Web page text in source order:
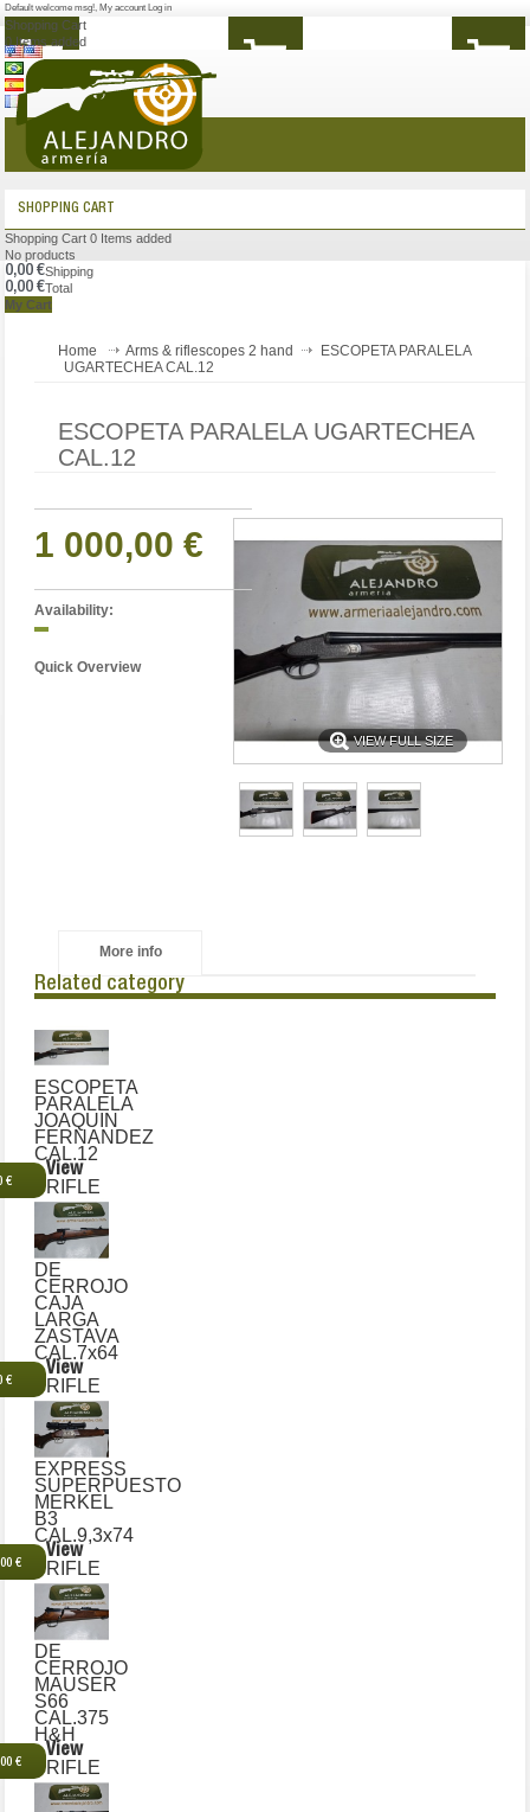
Default welcome msg!, My account Log in
Shopping Cart
0 Items added
MENU
SHOPPING CART
Shopping Cart 0 Items added
No products
0,00 €Shipping
0,00 €Total
My Cart
Home Arms & riflescopes 2 hand
ESCOPETA PARALELA
UGARTECHEA CAL.12
ESCOPETA PARALELA UGARTECHEA
CAL.12
VIEW FULL SIZE
1 000,00 €
Availability:
Quick Overview
More info
Related category
ESCOPETA
PARALELA
JOAQUIN
FERNANDEZ
CAL.12
€
View
RIFLE
DE
CERROJO
CAJA
LARGA
ZASTAVA
CAL.7x64
€
View
RIFLE
EXPRESS
SUPERPUESTO
MERKEL
B3
CAL.9,3x74
€
View
RIFLE
DE
CERROJO
MAUSER
S66
CAL.375
H&H
€
View
RIFLE